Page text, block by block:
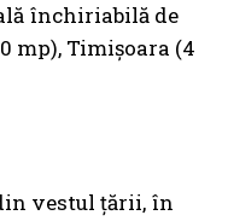
închiriabilă de
mp), Timișoara (4
vestul țării, în